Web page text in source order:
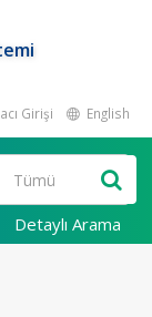
Girişi English
Detaylı Arama